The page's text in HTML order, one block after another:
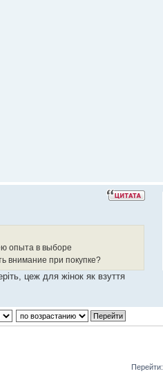
опыта в выборе
внимание при покупке?
цеж для жінок як взуття
Перейти: